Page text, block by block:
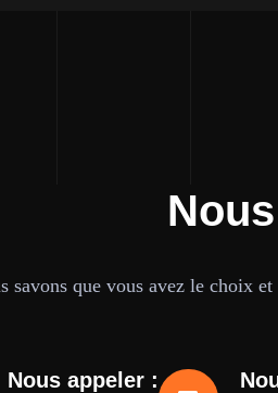
savons que vous avez le choix
Nous appeler :